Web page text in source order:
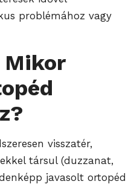
problémához vagy
Mikor
visszatér,
társul (duzzanat,
javasolt ortopéd